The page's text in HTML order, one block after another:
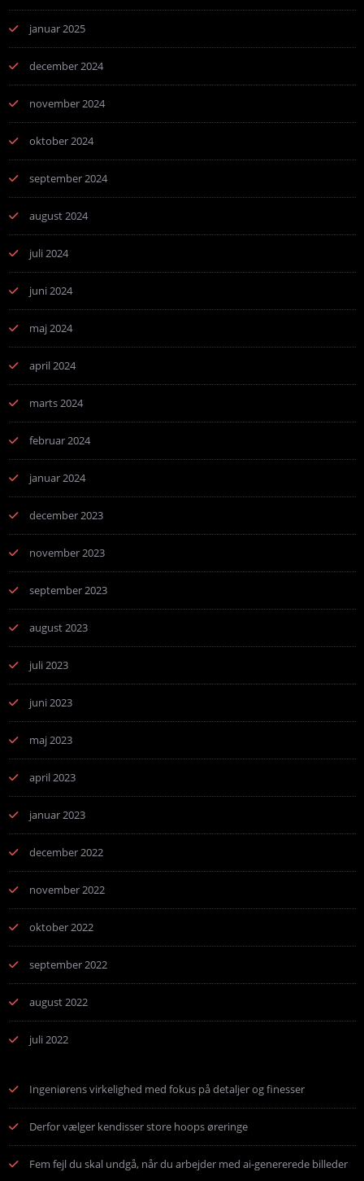
januar 2025
december 2024
november 2024
oktober 2024
september 2024
august 2024
juli 2024
juni 2024
maj 2024
april 2024
marts 2024
februar 2024
januar 2024
december 2023
november 2023
september 2023
august 2023
juli 2023
juni 2023
maj 2023
april 2023
januar 2023
december 2022
november 2022
oktober 2022
september 2022
august 2022
juli 2022
Ingeniørens virkelighed med fokus på detaljer og finesser
Derfor vælger kendisser store hoops øreringe
Fem fejl du skal undgå, når du arbejder med ai-genererede billeder